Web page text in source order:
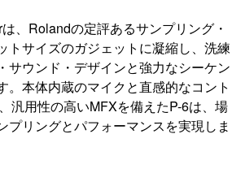
、Rolandの定評あるサンプリング・
トサイズのガジェットに凝縮し、洗練
サウンド・デザインと強力なシーケン
。本体内蔵のマイクと直感的なコント
汎用性の高いMFXを備えたP-6は、場
プリングとパフォーマンスを実現しま